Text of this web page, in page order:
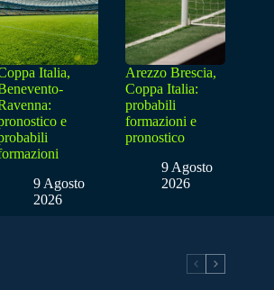
Italia,
e
9 Agosto
2026
Arezzo Brescia,
Coppa Italia:
probabili
formazioni e
pronostico
9 Agosto
2026